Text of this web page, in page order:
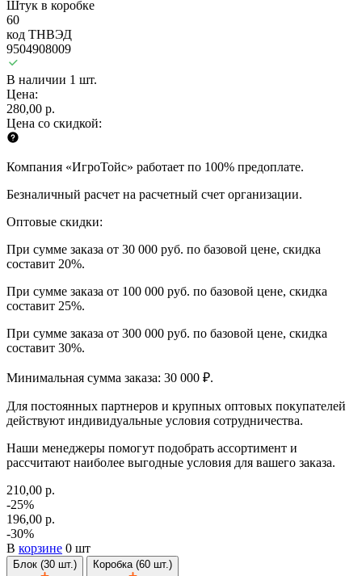
Штук в коробке
60
код ТНВЭД
9504908009
В наличии 1 шт.
Цена:
280,00 р.
Цена со скидкой:
Компания «ИгроТойс» работает по 100% предоплате.
Безналичный расчет на расчетный счет организации.
Оптовые скидки:
При сумме заказа от 30 000 руб. по базовой цене, скидка
составит 20%.
При сумме заказа от 100 000 руб. по базовой цене, скидка
составит 25%.
При сумме заказа от 300 000 руб. по базовой цене, скидка
составит 30%.
Минимальная сумма заказа: 30 000 ₽.
Для постоянных партнеров и крупных оптовых покупателей
действуют индивидуальные условия сотрудничества.
Наши менеджеры помогут подобрать ассортимент и
рассчитают наиболее выгодные условия для вашего заказа.
210,00 р.
-25%
196,00 р.
-30%
В корзине 0 шт
Блок (30 шт.) Коробка (60 шт.)